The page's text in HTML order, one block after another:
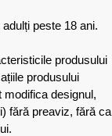
peste 18 ani.
produsului
produsului
modifica designul,
fără preaviz, fără ca